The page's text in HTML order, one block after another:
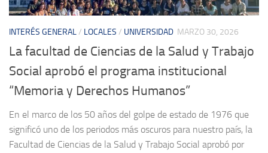
INTERÉS GENERAL/ LOCALES / UNIVERSIDAD MARZO 30, 2026
La facultad de Ciencias de la Salud y Trabajo
Social aprobó el programa institucional
“Memoria y Derechos Humanos”
En el marco de los 50 años del golpe de estado de 1976 que
significó uno de los periodos más oscuros para nuestro país, la
Facultad de Ciencias de la Salud y Trabajo Social aprobó por